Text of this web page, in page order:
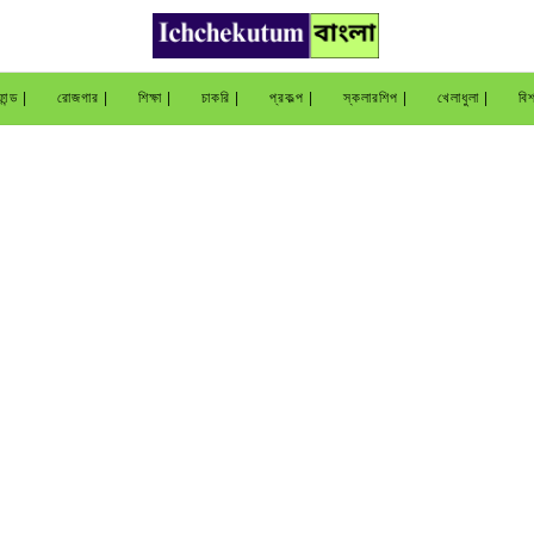
| রোজগার | শিক্ষা | চাকরি | প্রকল্প | স্কলারশিপ | খেলাধুলা |